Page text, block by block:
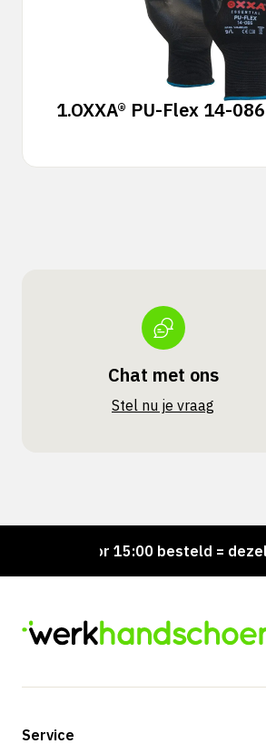
1.OXXA® PU-Flex 14-
Chat met ons
Stel nu je vraag
Voor 15:00 besteld = dezelfde
Service